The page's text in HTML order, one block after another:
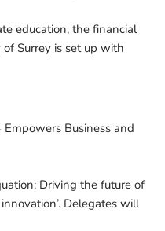
education, the financial
Surrey is set up with
Business and
Driving the future of
Delegates will